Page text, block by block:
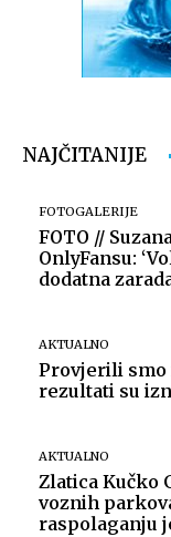
NAJČITANIJE
FOTOGALERIJE
FOTO //
OnlyFansu:
dodatna
AKTUALNO
Provjerili smo
rezultati su
AKTUALNO
Zlatica Kučko
voznih
raspolaganju